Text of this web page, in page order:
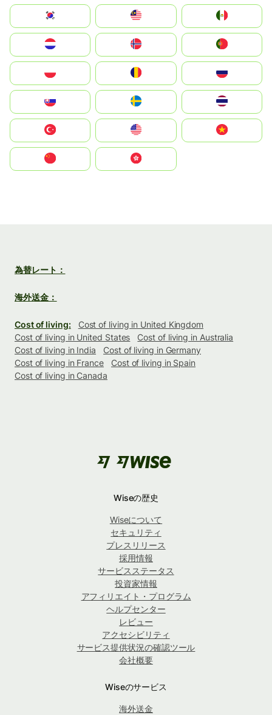
South Korea
United States
中國香港特別行政區
為替レート：
海外送金：
Cost of living:
Cost of living in United Kingdom
Cost of living in United States
Cost of living in Australia
Cost of living in India
Cost of living in Germany
Cost of living in France
Cost of living in Spain
Cost of living in Canada
Wiseの歴史
Wiseについて
セキュリティ
プレスリリース
採用情報
サービスステータス
投資家情報
アフィリエイト・プログラム
ヘルプセンター
レビュー
アクセシビリティ
サービス提供状況の確認ツール
会社概要
Wiseのサービス
海外送金